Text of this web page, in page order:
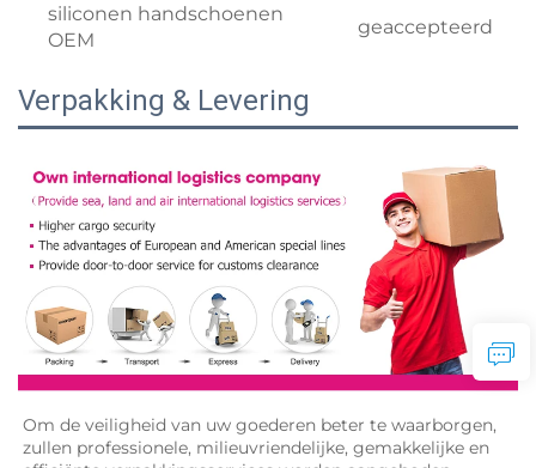
siliconen handschoenen
OEM
geaccepteerd
Verpakking & Levering
Om de veiligheid van uw goederen beter te waarborgen,
zullen professionele, milieuvriendelijke, gemakkelijke en